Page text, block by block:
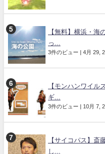
【無料】横浜・海
っ...
3件のビュー | 4月 29,
【モンハンワイル
ギ...
3件のビュー | 10月 7,
【サイコパス】斎
し...